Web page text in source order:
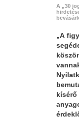
A „30
„A
kísérő